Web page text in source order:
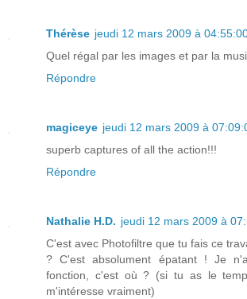
Thérèse jeudi 12 mars 2009 à
Quel régal par les images et par la
Répondre
magiceye jeudi 12 mars 2009 à
superb captures of all the action!!!
Répondre
Nathalie H.D. jeudi 12 mars 2009 à
C'est avec Photofiltre que tu fais ce
? C'est absolument épatant ! Je
fonction, c'est où ? (si tu as le
m'intéresse vraiment)